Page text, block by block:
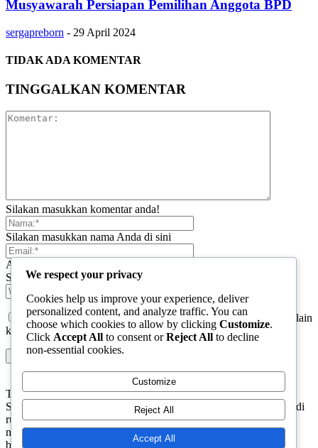
Musyawarah Persiapan Pemilihan Anggota BPD
sergapreborn - 29 April 2024
TIDAK ADA KOMENTAR
TINGGALKAN KOMENTAR
Silakan masukkan komentar anda!
Silakan masukkan nama Anda di sini
Anda telah memasukkan alamat email yang salah!
Silakan masukkan alamat email Anda di sini
Simpan nama, email, dan situs web saya di browser ini untuk lain
kali saya berkomentar.
TENTANG KAMI
Sergapreborn merupakan sebuah Media Nasional yang bergerak di
ruang jurnalistik, sebagai entitas pemberian ruang Publik, Media
merupakan literasi mutlak diperlukan sebagai kemampuan dasar
berpikir kritis untuk hidup di abad informasi.
We respect your privacy
Cookies help us improve your experience, deliver
personalized content, and analyze traffic. You can
choose which cookies to allow by clicking Customize.
Click Accept All to consent orReject All to decline
non-essential cookies.
Customize
Reject All
Accept All